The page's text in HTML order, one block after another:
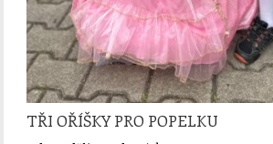
TŘI OŘÍŠKY PRO POPELKU